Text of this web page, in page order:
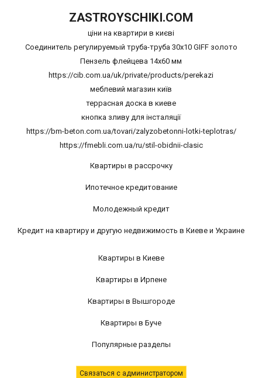
ZASTROYSCHIKI.COM
ціни на квартири в києві
Соединитель регулируемый труба-труба 30x10 GIFF золото
Пензель флейцева 14х60 мм
https://cib.com.ua/uk/private/products/perekazi
меблевий магазин київ
террасная доска в киеве
кнопка зливу для інсталяції
https://bm-beton.com.ua/tovari/zalyzobetonni-lotki-teplotras/
https://fmebli.com.ua/ru/stil-obidnii-clasic
Квартиры в рассрочку
Ипотечное кредитование
Молодежный кредит
Кредит на квартиру и другую недвижимость в Киеве и Украине
Квартиры в Киеве
Квартиры в Ирпене
Квартиры в Вышгороде
Квартиры в Буче
Популярные разделы
Связаться с администратором